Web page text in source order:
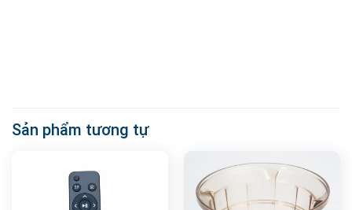
Sản phẩm tương tự